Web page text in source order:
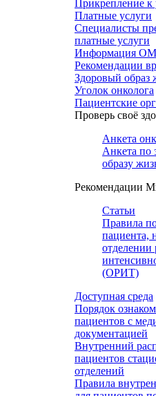
Прикрепление к
Платные услуги
Специалисты
платные услуги
Информация
Рекомендации
Здоровый образ
Уголок онколога
Пациентские
Проверь своё
Анкета
Анкета по
образу
Рекомендации
Статьи
Правила
пациента,
отделении
(ОРИТ)
Доступная среда
Порядок
пациентов с
документацией
Внутренний
пациентов
отделений
Правила